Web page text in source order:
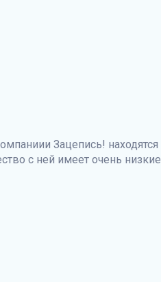
Зацепись! находятся
с ней имеет очень низкие